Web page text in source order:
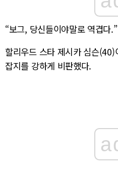
“보그, 당신들이야말로 역겹다.”
할리우드 스타 제시카 심슨
잡지를 강하게 비판했다.